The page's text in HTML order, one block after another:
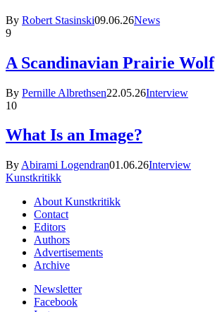
By Robert Stasinski09.06.26News
9
A Scandinavian Prairie Wolf
By Pernille Albrethsen22.05.26Interview
10
What Is an Image?
By Abirami Logendran01.06.26Interview
Kunstkritikk
About Kunstkritikk
Contact
Editors
Authors
Advertisements
Archive
Newsletter
Facebook